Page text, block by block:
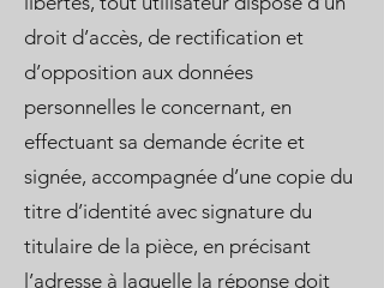
droit d’accès, de rectification et
d’opposition aux données
personnelles le concernant, en
effectuant sa demande écrite et
signée, accompagnée d’une copie du
titre d’identité avec signature du
titulaire de la pièce, en précisant
l’adresse à laquelle la réponse doit